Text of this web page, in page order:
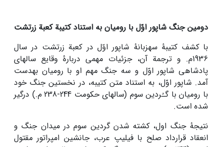
دومین جنگ شاپور اوّل با رومیان به استناد کتیبة کعبة زرتشت
با کشف کتیبۀ سه­زبانۀ شاپور اوّل در کعبة زرتشت در سال
1936م. و ترجمة آن، جزئیات مهمی دربارۀ وقایع سال­های
پادشاهی شاپور اوّل و سه جنگ مهم او با رومیان به­دست
آمد. شاپور اوّل، به استناد متن کتیبه، در نخستین جنگ خود
با رومیان با گـُردین سوم (سال­های حکومت 244-238 م.) درگیر
شده است.
نتیجۀ جنگ اول، کشته شدن گردین سوم در میدان جنگ و
انعقاد قرارداد صلح با فیلیپ عرب، جانشین امپراتور مقتول